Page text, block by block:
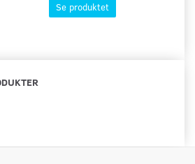
Se produktet